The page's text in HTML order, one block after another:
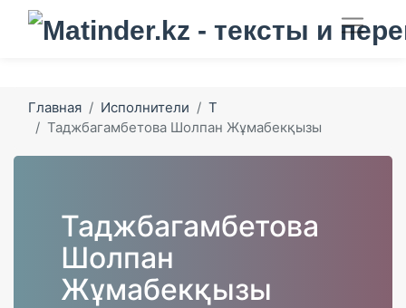
Главная Исполнители
Т
Таджбагамбетова Шолпан Жұмабекқызы
Таджбагамбетова
Шолпан
Жұмабекқызы